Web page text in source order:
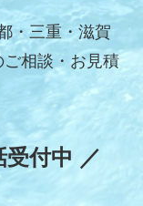
・三重・滋賀
相談・お見積
付中 ／